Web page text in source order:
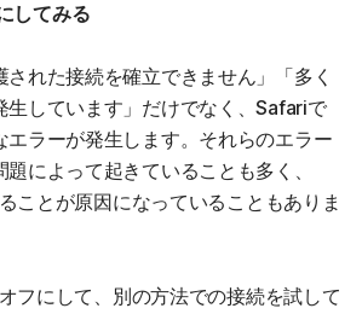
してみる
された接続を確立できません」「多く
生しています」だけでなく、Safariで
エラーが発生します。それらのエラー
によって起きていることも多く、
ことが原因になっていることもありま
フにして、別の方法での接続を試して